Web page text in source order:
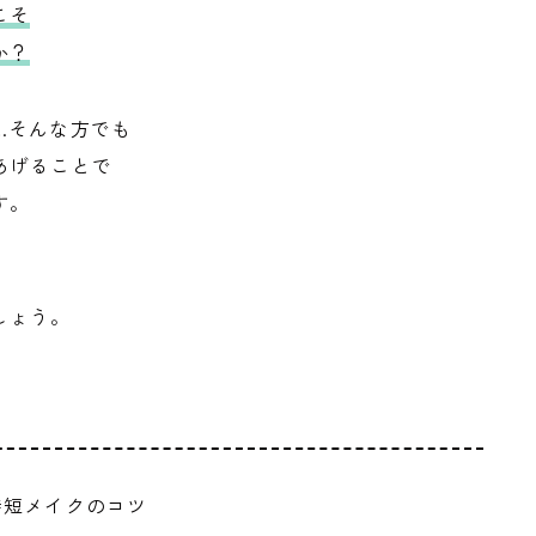
そ
んな方でも
げることで
う。
メイクのコツ